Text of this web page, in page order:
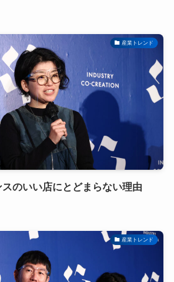
産業トレンド
のいい店にとどまらない理由
産業トレンド